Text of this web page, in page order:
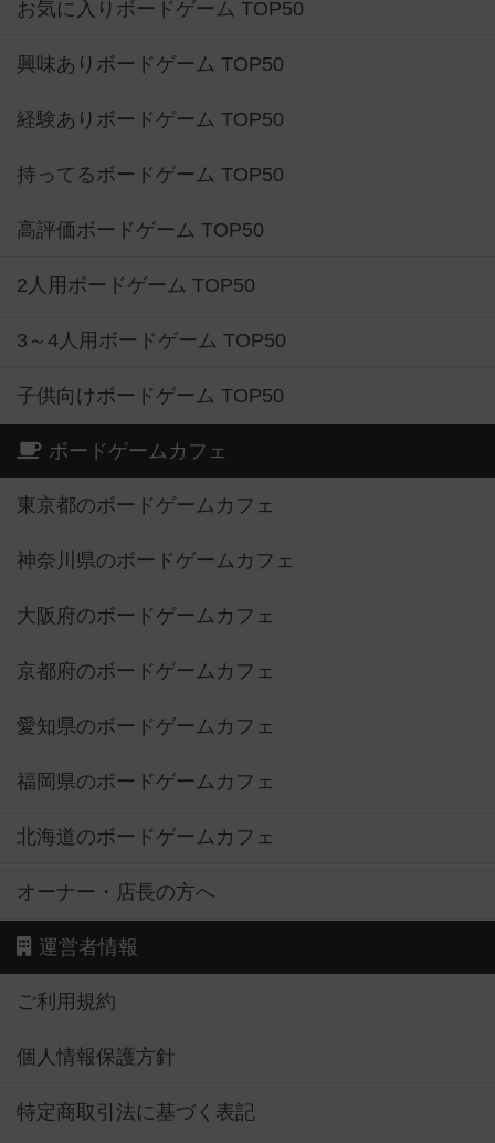
お気に入りボードゲーム TOP50
興味ありボードゲーム TOP50
経験ありボードゲーム TOP50
持ってるボードゲーム TOP50
高評価ボードゲーム TOP50
2人用ボードゲーム TOP50
3～4人用ボードゲーム TOP50
子供向けボードゲーム TOP50
ボードゲームカフェ
東京都のボードゲームカフェ
神奈川県のボードゲームカフェ
大阪府のボードゲームカフェ
京都府のボードゲームカフェ
愛知県のボードゲームカフェ
福岡県のボードゲームカフェ
北海道のボードゲームカフェ
オーナー・店長の方へ
運営者情報
ご利用規約
個人情報保護方針
特定商取引法に基づく表記